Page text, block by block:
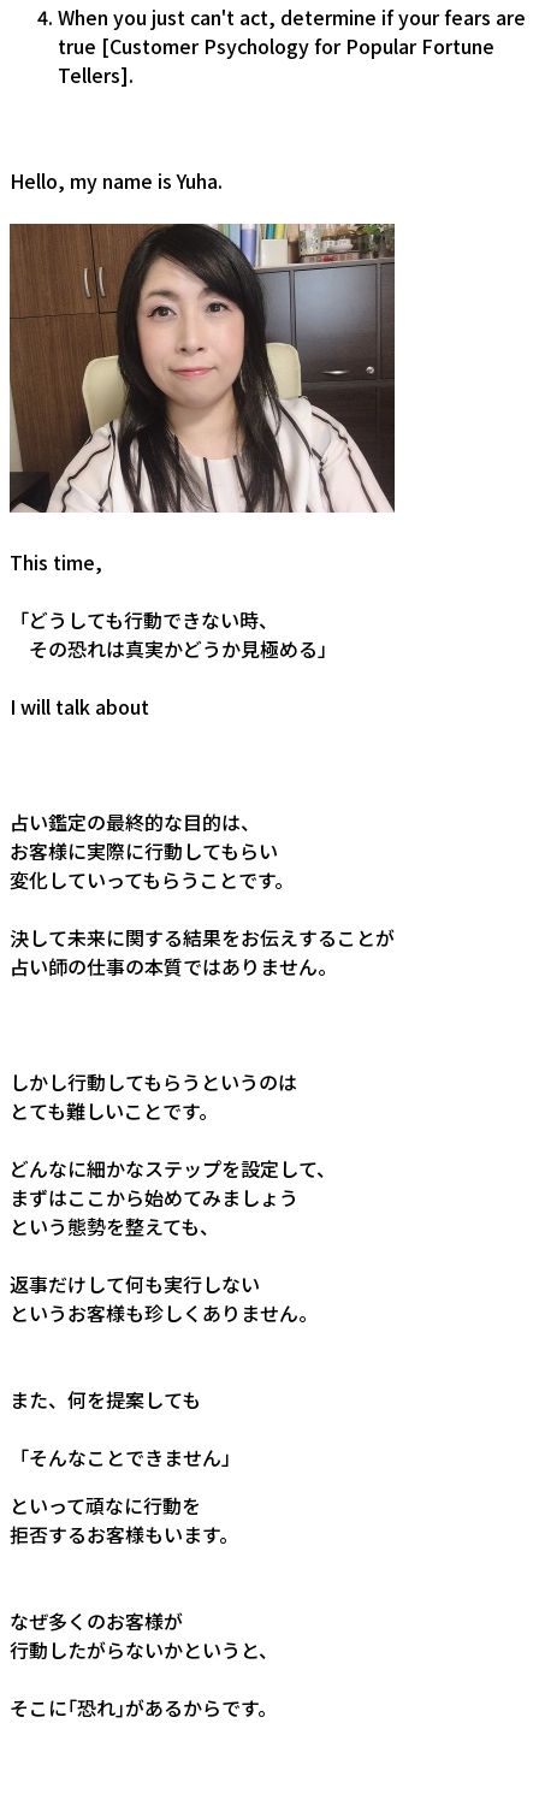
When you just can't act, determine if your fears are
true [Customer Psychology for Popular Fortune
Tellers].
Hello, my name is Yuha.
This time,
「どうしても行動できない時、
その恐れは真実かどうか見極める」
I will talk about
占い鑑定の最終的な目的は、
お客様に実際に行動してもらい
変化していってもらうことです。
決して未来に関する結果をお伝えすることが
占い師の仕事の本質ではありません。
しかし行動してもらうというのは
とても難しいことです。
どんなに細かなステップを設定して、
まずはここから始めてみましょう
という態勢を整えても、
返事だけして何も実行しない
というお客様も珍しくありません。
また、何を提案しても
「そんなことできません」
といって頑なに行動を
拒否するお客様もいます。
なぜ多くのお客様が
行動したがらないかというと、
そこに｢恐れ｣があるからです。